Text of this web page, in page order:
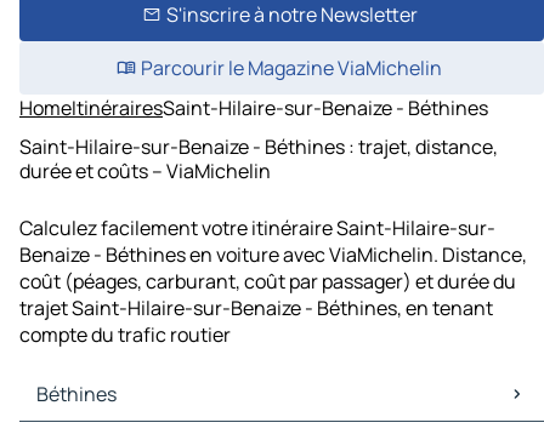
S'inscrire à notre Newsletter
Parcourir le Magazine ViaMichelin
HomeItinérairesSaint-Hilaire-sur-Benaize - Béthines
Saint-Hilaire-sur-Benaize - Béthines : trajet, distance,
durée et coûts – ViaMichelin
Calculez facilement votre itinéraire Saint-Hilaire-sur-
Benaize - Béthines en voiture avec ViaMichelin. Distance,
coût (péages, carburant, coût par passager) et durée du
trajet Saint-Hilaire-sur-Benaize - Béthines, en tenant
compte du trafic routier
Béthines